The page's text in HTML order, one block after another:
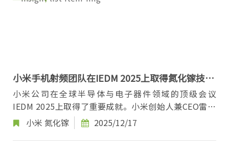
小米手机射频团队在IEDM 2025上取得氮化镓技术
突破
小米公司在全球半导体与电子器件领域的顶级会议
IEDM 2025上取得了重要成就。小米创始人兼CEO雷军
于12月14日宣布，小米手机射频团队的论文成功入选
小米 氮化镓 2025/12/17